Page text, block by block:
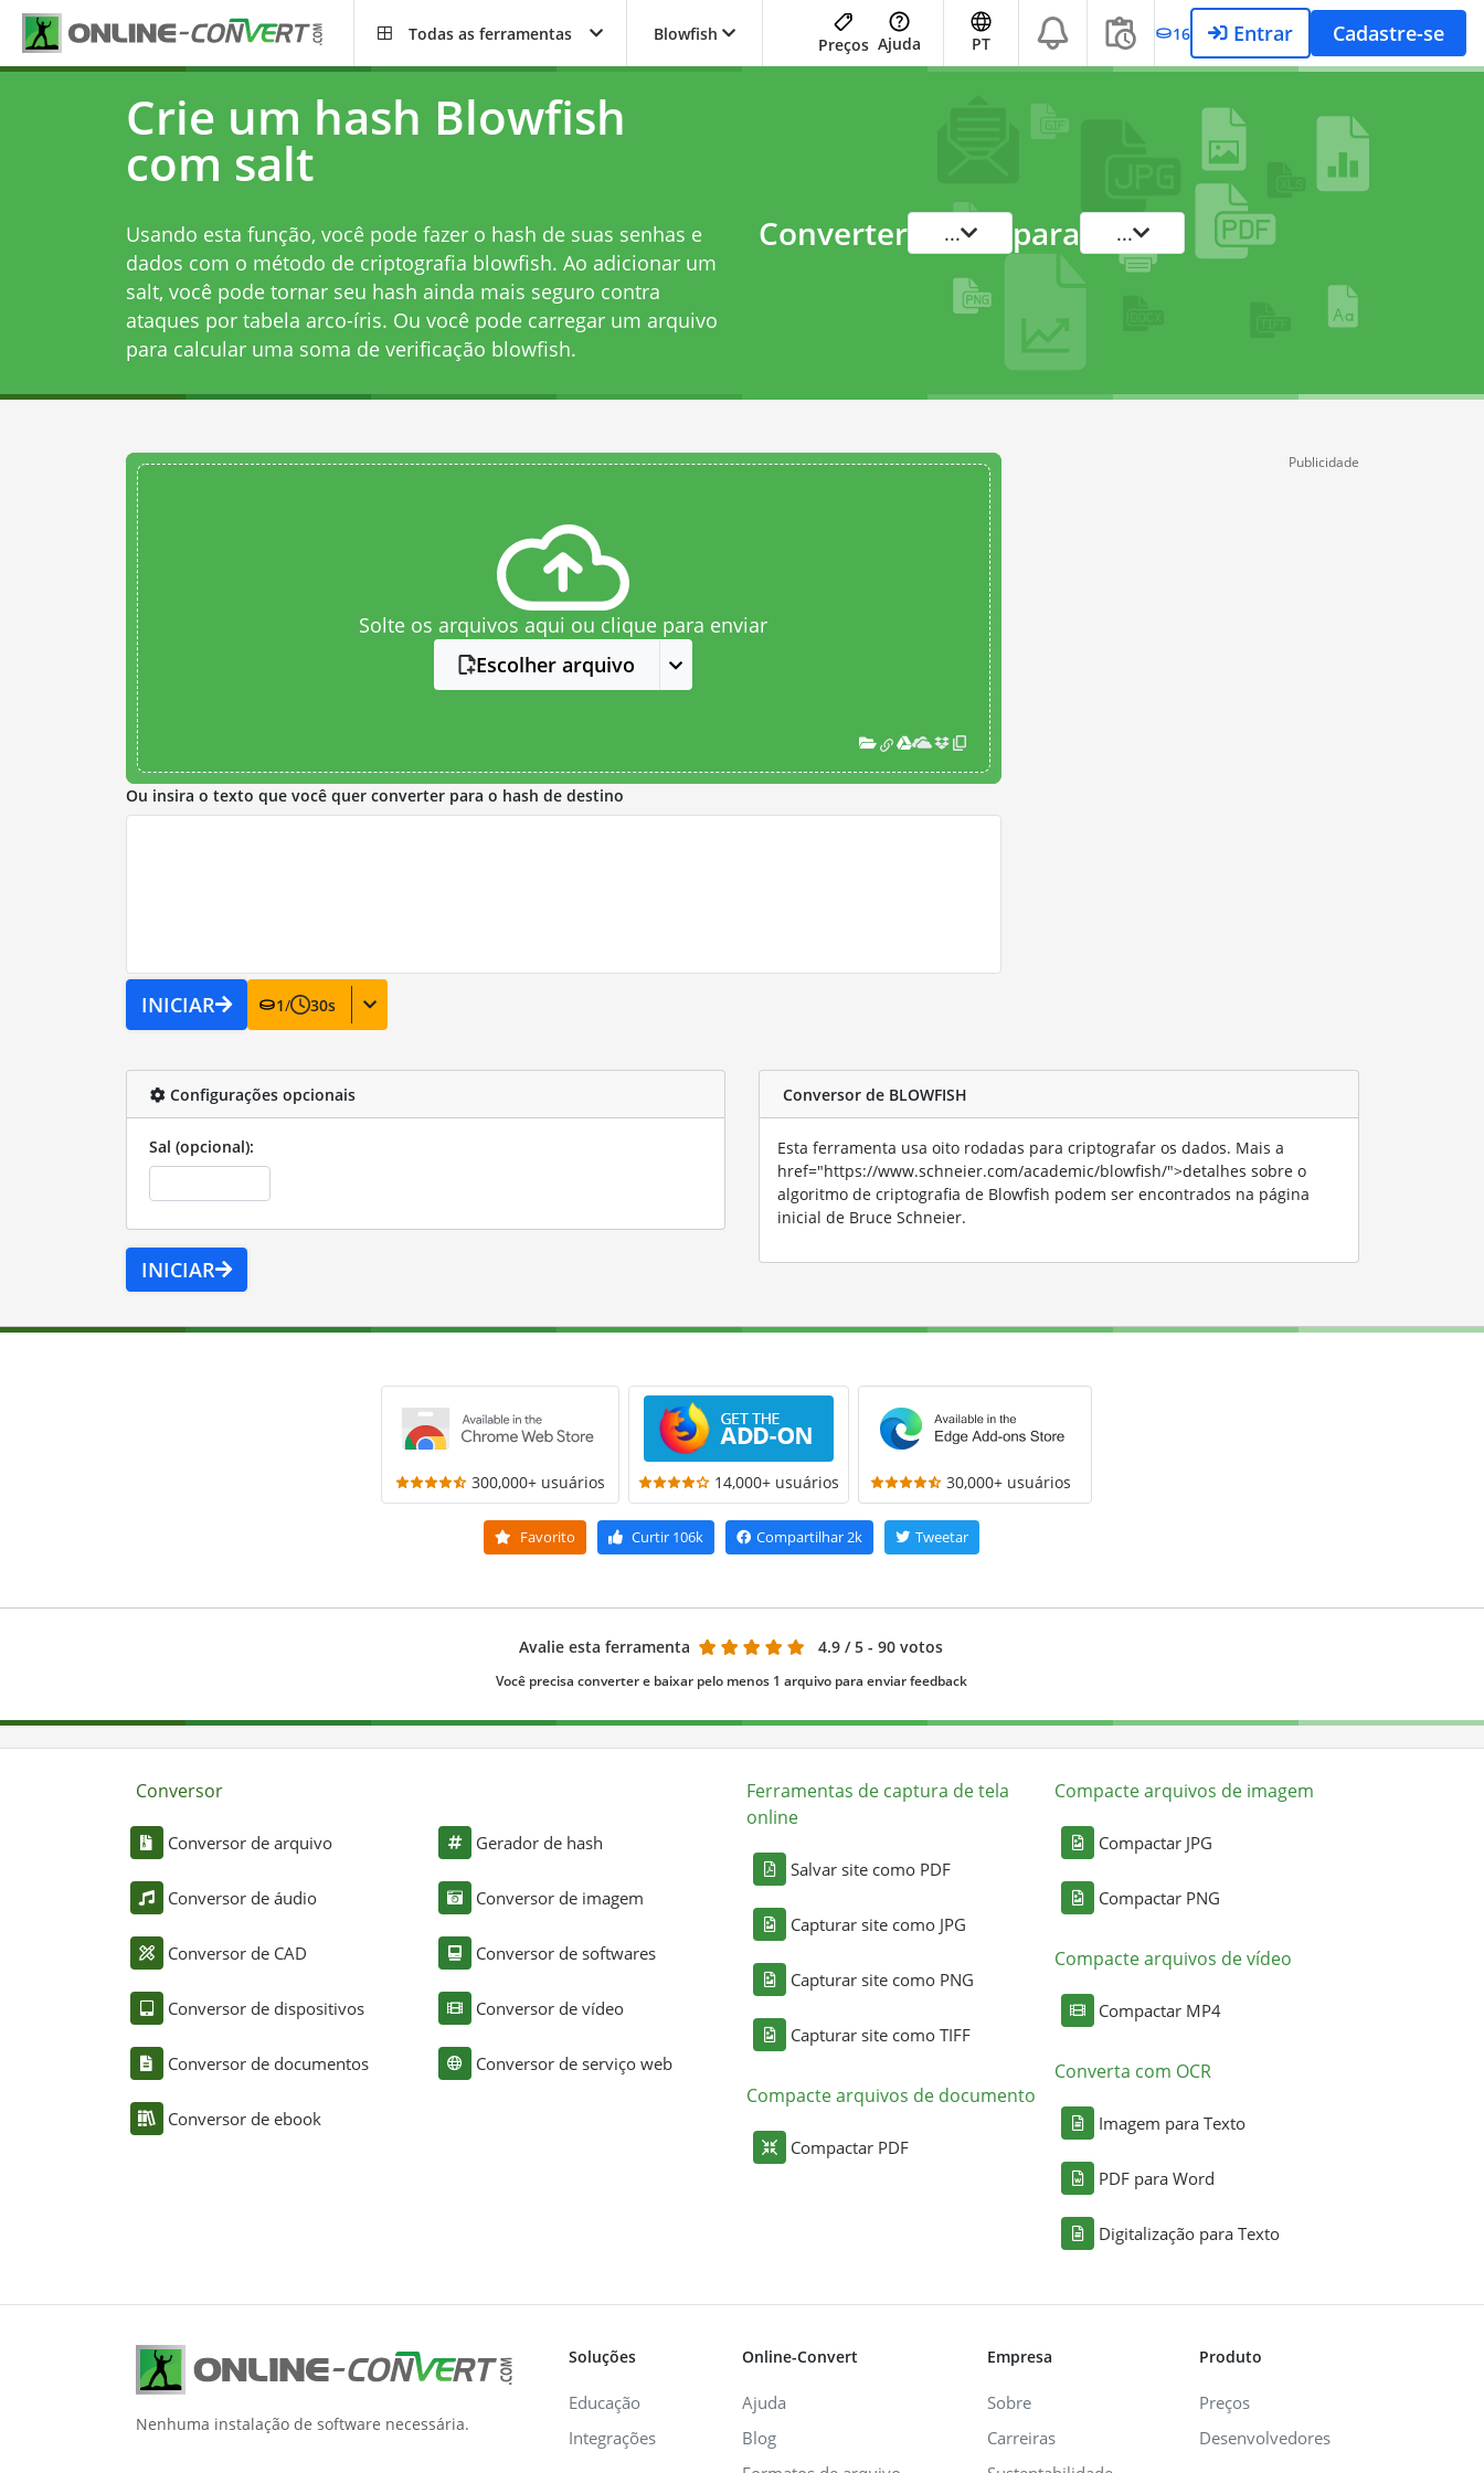
Todas as ferramentas Blowfish
Preços Ajuda PT 16 Entrar Cadastre-se
Crie um hash Blowfish
com salt
Usando esta função, você pode fazer o hash de suas senhas e
dados com o método de criptografia blowfish. Ao adicionar um
salt, você pode tornar seu hash ainda mais seguro contra
ataques por tabela arco-íris. Ou você pode carregar um arquivo
para calcular uma soma de verificação blowfish.
Converter ... para ...
Solte os arquivos aqui ou clique para enviar
Escolher arquivo
Ou insira o texto que você quer converter para o hash de destino
INICIAR 1/ 30s
Publicidade
Configurações opcionais
Sal (opcional):
INICIAR
Conversor de BLOWFISH
Esta ferramenta usa oito rodadas para criptografar os dados. Mais a
href="https://www.schneier.com/academic/blowfish/">detalhes sobre o
algoritmo de criptografia de Blowfish podem ser encontrados na página
inicial de Bruce Schneier.
300,000+ usuários 14,000+ usuários 30,000+ usuários
Favorito Curtir106k Compartilhar2k Tweetar
Avalie esta ferramenta 4.9 / 5 - 90 votos
Você precisa converter e baixar pelo menos 1 arquivo para enviar feedback
Conversor
Conversor de arquivo
Conversor de áudio
Conversor de CAD
Conversor de dispositivos
Conversor de documentos
Conversor de ebook
Gerador de hash
Conversor de imagem
Conversor de softwares
Conversor de vídeo
Conversor de serviço web
Ferramentas de captura de tela
online
Salvar site como PDF
Capturar site como JPG
Capturar site como PNG
Capturar site como TIFF
Compacte arquivos de documento
Compactar PDF
Compacte arquivos de imagem
Compactar JPG
Compactar PNG
Compacte arquivos de vídeo
Compactar MP4
Converta com OCR
Imagem para Texto
PDF para Word
Digitalização para Texto
Nenhuma instalação de software necessária.
Soluções
Educação
Integrações
Online-Convert
Ajuda
Blog
Empresa
Sobre
Carreiras
Produto
Preços
Desenvolvedores